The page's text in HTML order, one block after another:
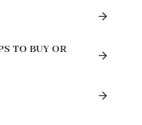
TO BUY OR